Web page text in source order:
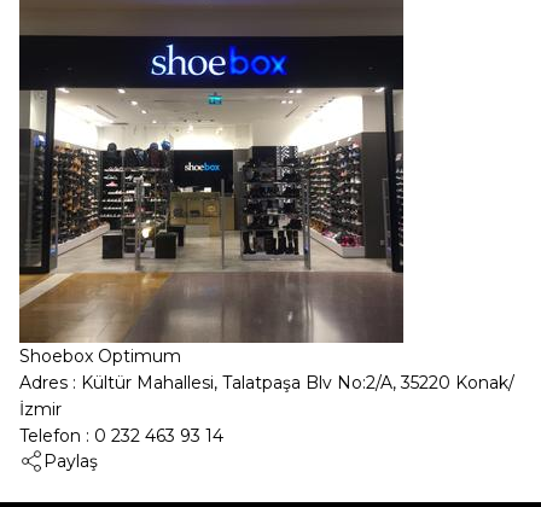
Shoebox Optimum
Adres : Kültür Mahallesi, Talatpaşa Blv No:2/A, 35220 Konak/
İzmir
Telefon : 0 232 463 93 14
Paylaş